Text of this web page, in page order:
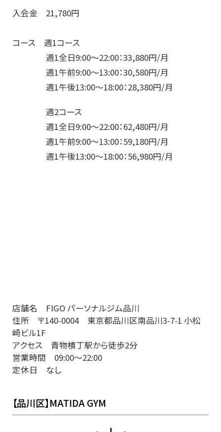
入会金 21,780円
コース 週1コース
週1全日9:00～22:00：33,880円/月
週1午前9:00～13:00：30,580円/月
週1午後13:00～18:00：28,380円/月
週2コース
週1全日9:00～22:00：62,480円/月
週1午前9:00～13:00：59,180円/月
週1午後13:00～18:00：56,980円/月
店舗名 FIGO パーソナルジム品川
住所 〒140-0004 東京都品川区南品川3-7-1 小松
崎ビル1F
アクセス 青物横丁駅から徒歩2分
営業時間 09:00～22:00
定休日 なし
【品川区】MATIDA GYM